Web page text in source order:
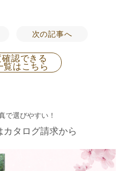
次の記事へ
認できる
覧はこちら
で選びやすい！
タログ請求から